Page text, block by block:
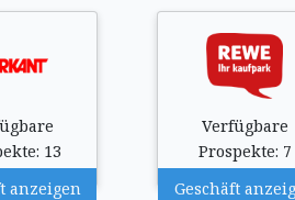
13
anzeigen
Verfügbare
Prospekte: 7
Geschäft